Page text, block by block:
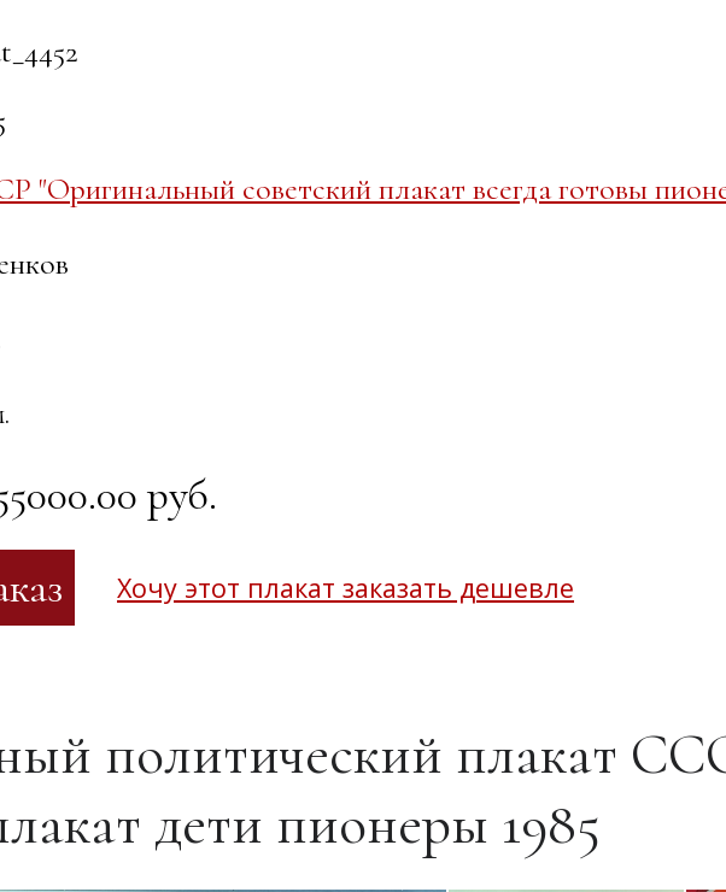
"Оригинальный советский плакат всегда готовы
руб.
Хочу этот плакат заказать дешевле
политический плакат
дети пионеры 1985